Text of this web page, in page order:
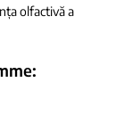
olfactivă a